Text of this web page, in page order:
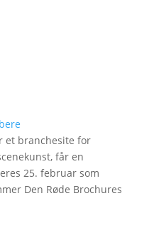
et branchesite for
får en
25. februar som
Den Røde Brochures